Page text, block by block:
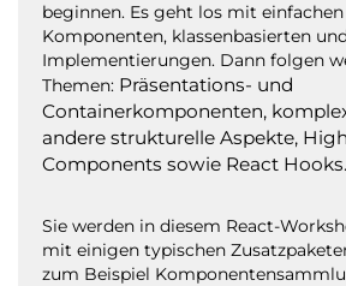
beginnen. Es geht los mit
Komponenten, klassenbasierten
Implementierungen. Dann folgen
Themen: Präsentations- und
Containerkomponenten,
andere strukturelle Aspekte,
Components sowie React Hooks.
Sie werden in diesem React-
mit einigen typischen
zum Beispiel